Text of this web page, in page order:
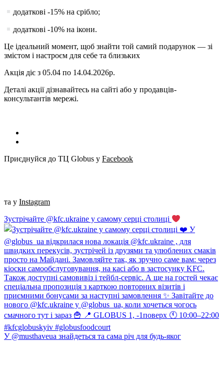
додаткові -15% на срібло;
додаткові -10% на ікони.
Це ідеальний момент, щоб знайти той самий подарунок — зі
змістом і настроєм для себе та близьких
Акція діє з 05.04 по 14.04.2026р.
Деталі акції дізнавайтесь на сайті або у продавців-
консультантів мережі.
Приєднуйся до ТЦ Globus у Facebook
та у Instagram
Зустрічайте @kfc.ukraine у самому серці столиці
У @musthaveua знайдеться та сама річ для будь-яког